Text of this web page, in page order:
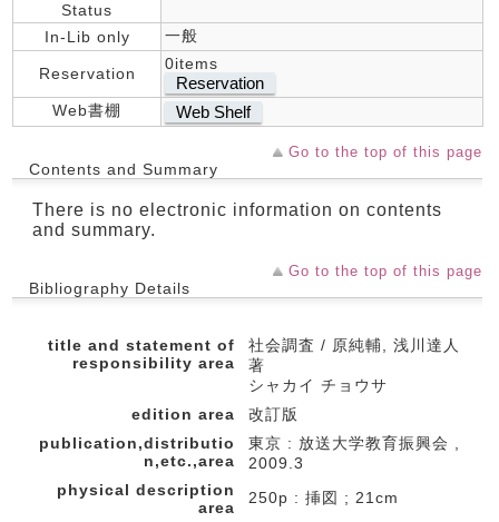
Status
In-Lib only
一般
Reservation
0items
Reservation
Web書棚 Web Shelf
Go to the top of this page
Contents and Summary
There is no electronic information on contents
and summary.
Go to the top of this page
Bibliography Details
title and statement of
responsibility area
社会調査 / 原純輔, 浅川達人
著
シャカイ チョウサ
edition area
改訂版
publication,distributio
n,etc.,area
東京 : 放送大学教育振興会 ,
2009.3
physical description
area
250p : 挿図 ; 21cm